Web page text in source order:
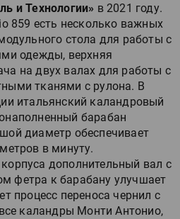
и Технологии» в 2021 году.
859 есть несколько важных
стола для работы с
одежды, верхняя
на двух валах для работы с
тканями с рулона. В
итальянский каландровый
барабан
диаметр обеспечивает
в минуту.
дополнительный вал с
фетра к барабану улучшает
процесс переноса чернил с
каландры Монти Антонио,